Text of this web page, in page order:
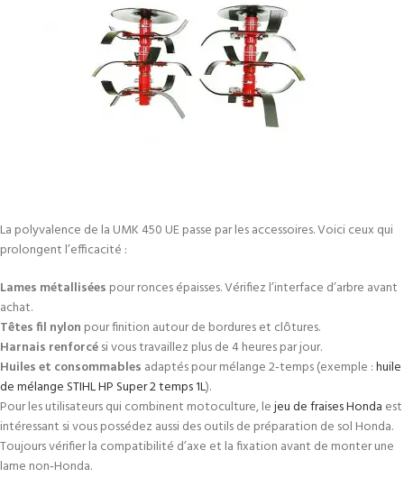
La polyvalence de la UMK 450 UE passe par les accessoires. Voici ceux qui
prolongent l’efficacité :
Lames métallisées pour ronces épaisses. Vérifiez l’interface d’arbre avant
achat.
Têtes fil nylon pour finition autour de bordures et clôtures.
Harnais renforcési vous travaillez plus de 4 heures par jour.
Huiles et consommables adaptés pour mélange 2‑temps (exemple :huile
de mélange STIHL HP Super 2 temps 1L).
Pour les utilisateurs qui combinent motoculture, lejeu de fraises Honda est
intéressant si vous possédez aussi des outils de préparation de sol Honda.
Toujours vérifier la compatibilité d’axe et la fixation avant de monter une
lame non‑Honda.